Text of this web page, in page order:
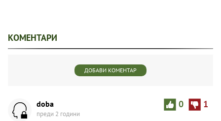
КОМЕНТАРИ
ДОБАВИ КОМЕНТАР
0 1
doba
преди 2 години